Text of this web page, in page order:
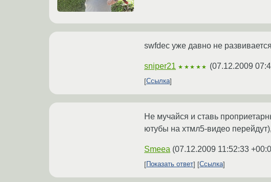
swfdec уже давно не
sniper21 ★★★★★ (07.12.2009
Ссылка
Не мучайся и ставь
ютубы на хтмл5-видео
Smeea (07.12.2009 11:52:33
Показать ответ Ссылка